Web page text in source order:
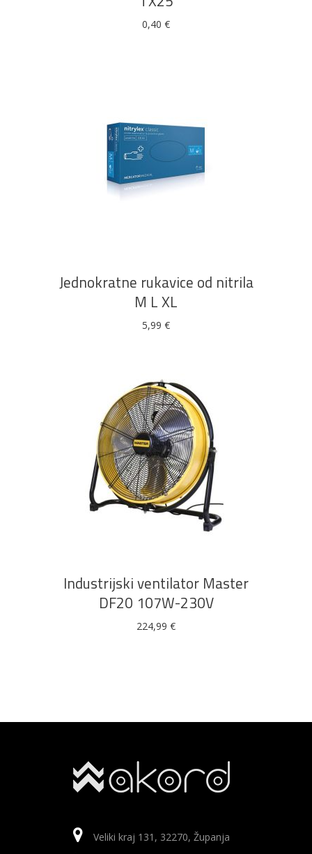
0,40 €
varijanti.
Jednokratne rukavice od nitrila
M L XL
5,99 €
DODAJ U KOŠARICU
Industrijski ventilator Master
DF20 107W-230V
224,99 €
Veliki kraj 131, 32270, Županja